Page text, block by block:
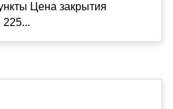
Цена закрытия